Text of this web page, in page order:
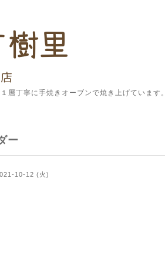
層丁寧に手焼きオーブンで焼き上げています。
ー
10-12 (火)